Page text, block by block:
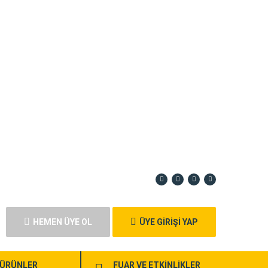
HEMEN ÜYE OL ÜYE GİRİŞİ YAP
ÜRÜNLER FUAR VE ETKİNLİKLER